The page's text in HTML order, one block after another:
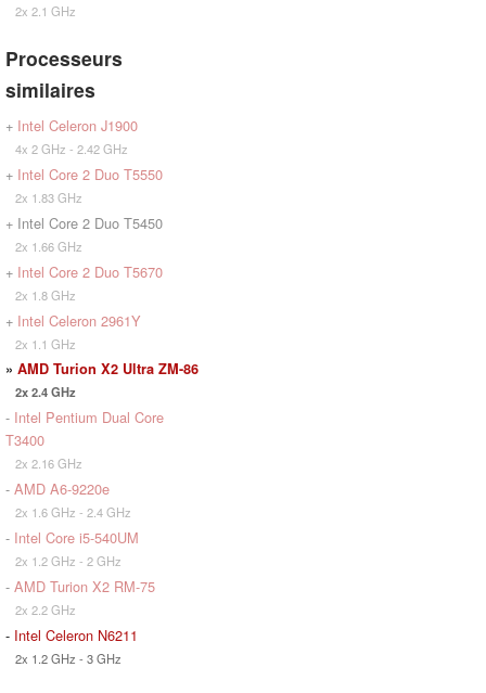
2x 2.1 GHz
Processeurs
similaires
+ Intel Celeron J1900
4x 2 GHz - 2.42 GHz
+ Intel Core 2 Duo T5550
2x 1.83 GHz
+ Intel Core 2 Duo T5450
2x 1.66 GHz
+ Intel Core 2 Duo T5670
2x 1.8 GHz
+ Intel Celeron 2961Y
2x 1.1 GHz
» AMD Turion X2 Ultra ZM-86
2x 2.4 GHz
- Intel Pentium Dual Core
T3400
2x 2.16 GHz
- AMD A6-9220e
2x 1.6 GHz - 2.4 GHz
- Intel Core i5-540UM
2x 1.2 GHz - 2 GHz
- AMD Turion X2 RM-75
2x 2.2 GHz
- Intel Celeron N6211
2x 1.2 GHz - 3 GHz